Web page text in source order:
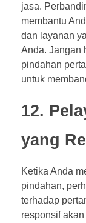
jasa.
membantu
dan layanan
Anda. Jangan
pindahan
untuk
12.
yang
Ketika Anda
pindahan,
terhadap
responsif